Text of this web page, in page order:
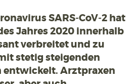
SARS-CoV-2 hat
Jahres 2020 innerhalb
verbreitet und zu
stetig steigenden
Arztpraxen